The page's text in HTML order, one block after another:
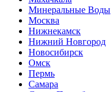
Минеральные Воды
Москва
Нижнекамск
Нижний Новгород
Новосибирск
Омск
Пермь
Самара